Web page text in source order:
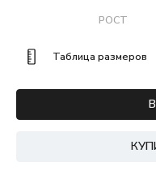
РОСТ
Таблица размеров